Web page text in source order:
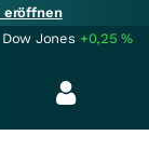
Dow Jones +0,25%